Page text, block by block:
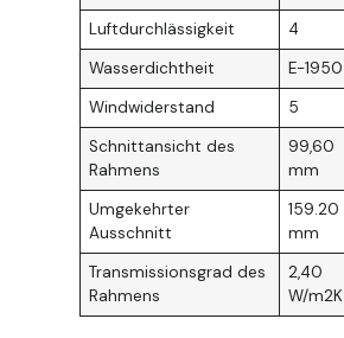
Luftdurchlässigkeit
4
Wasserdichtheit
E-1950
Windwiderstand
5
Schnittansicht des
Rahmens
99,60
mm
Umgekehrter
Ausschnitt
159.20
mm
Transmissionsgrad des
Rahmens
2,40
W/m2K